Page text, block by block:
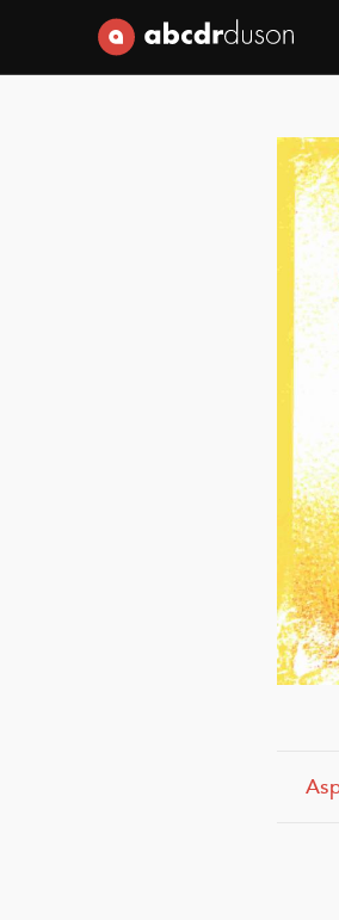
Abcdr du Son